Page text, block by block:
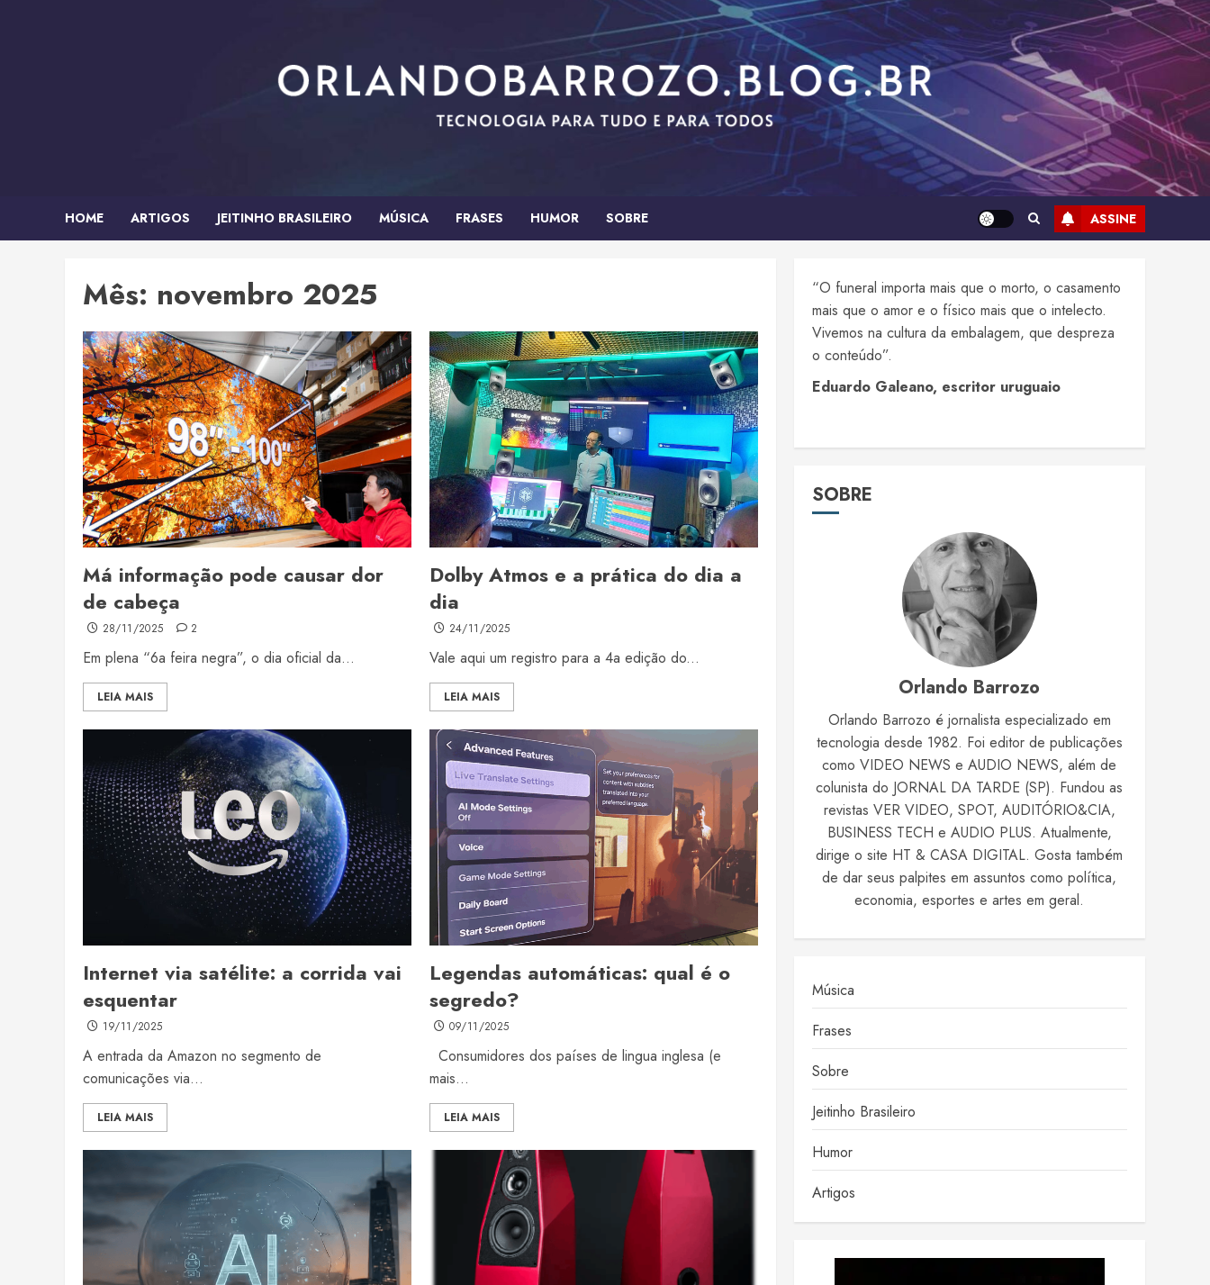
HOME ARTIGOS JEITINHO BRASILEIRO MÚSICA FRASES HUMOR SOBRE ASSINE
Mês: novembro 2025
Má informação pode causar dor
de cabeça
28/11/2025 2
Em plena “6a feira negra”, o dia oficial da...
LEIA MAIS
Dolby Atmos e a prática do dia a
dia
24/11/2025
Vale aqui um registro para a 4a edição do...
LEIA MAIS
Internet via satélite: a corrida vai
esquentar
19/11/2025
A entrada da Amazon no segmento de
comunicações via...
LEIA MAIS
Legendas automáticas: qual é o
segredo?
09/11/2025
Consumidores dos países de lingua inglesa (e
mais...
LEIA MAIS
“O funeral importa mais que o morto, o casamento
mais que o amor e o físico mais que o intelecto.
Vivemos na cultura da embalagem, que despreza
o conteúdo”.
Eduardo Galeano, escritor uruguaio
SOBRE
Orlando Barrozo
Orlando Barrozo é jornalista especializado em
tecnologia desde 1982. Foi editor de publicações
como VIDEO NEWS e AUDIO NEWS, além de
colunista do JORNAL DA TARDE (SP). Fundou as
revistas VER VIDEO, SPOT, AUDITÓRIO&CIA,
BUSINESS TECH e AUDIO PLUS. Atualmente,
dirige o site HT & CASA DIGITAL. Gosta também
de dar seus palpites em assuntos como política,
economia, esportes e artes em geral.
Música
Frases
Sobre
Jeitinho Brasileiro
Humor
Artigos